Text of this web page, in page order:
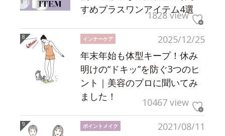
すめプラスワンアイテム4選
1828 view
2025/12/25
インナーケア
年末年始も体型キープ！休み
明けの“ドキッ”を防ぐ3つのヒ
ント｜美容のプロに聞いてみ
ました！
10467 view
2021/08/11
ポイントメイク